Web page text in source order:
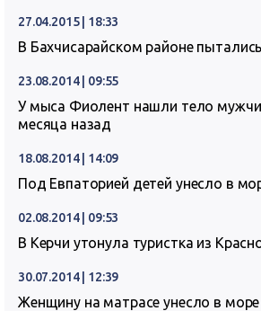
27.04.2015 | 18:33
В Бахчисарайском районе
23.08.2014 | 09:55
У мыса Фиолент нашли тело
месяца назад
18.08.2014 | 14:09
Под Евпаторией детей унесло в
02.08.2014 | 09:53
В Керчи утонула туристка из
30.07.2014 | 12:39
Женщину на матрасе унесло в